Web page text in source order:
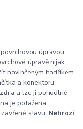
úpravou.
úpravě nijak
navlhčeným hadříkem.
a konektoru.
a lze ji pohodlně
je potažena
stavu. Nehrozí